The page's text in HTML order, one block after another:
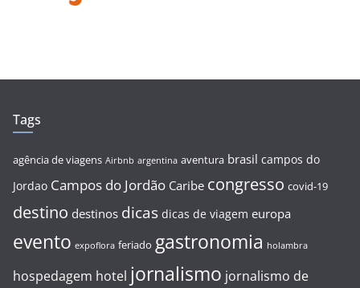
Tags
agência de viagens Airbnb argentina aventura brasil campos do
Jordao Campos do Jordão Caribe congresso covid-19
destino destinos dicas dicas de viagem europa
evento expoflora feriado gastronomia holambra
hospedagem hotel jornalismo jornalismo de